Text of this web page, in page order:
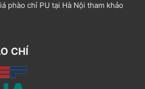
phào chỉ PU tại Hà Nội tham khảo
CHÍ